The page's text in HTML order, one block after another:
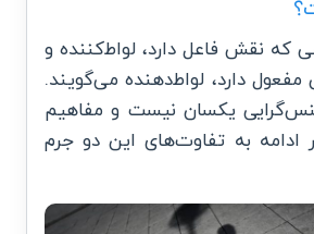
که نقش فاعل دارد، لواط‌کنندهو
دارد، لواط‌دهنده می‌گویند.
یکسان نیست و مفاهیم
ادامه به تفاوت‌های این دو جرم